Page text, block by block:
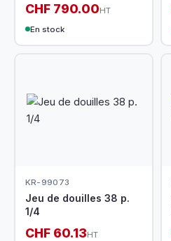
CHF 790.00HT
En stock
KR-99073
Jeu de douilles 38 p.
1/4
CHF 60.13HT